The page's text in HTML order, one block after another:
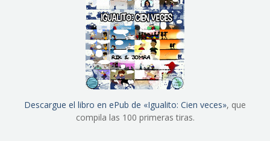
Descargue el libro en ePub de «Igualito: Cien veces», que
compila las 100 primeras tiras.